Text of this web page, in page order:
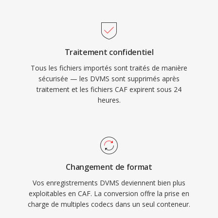
structuré de conteneur simple facile à analyser
le contenu soit de l&#039;audio sans perte 24
bits/192 kHz en haute résolution où de la
parole compressée. Le framework Core Audio
d&#039;Apple fournit une prisé en chargé
native sous macOS et iOS, assurant une lecture
à faible latence dans les applications
l&#039;écosystème Apple nécessitant à la fois
polyvalence et montee en chargé, le CAF est
un choix exceptionnellement performant.
Traitement confidentiel
Tous les fichiers importés sont traités de manière
sécurisée — les DVMS sont supprimés après
traitement et les fichiers CAF expirent sous 24
heures.
Changement de format
Vos enregistrements DVMS deviennent bien plus
exploitables en CAF. La conversion offre la prise en
charge de multiples codecs dans un seul conteneur.